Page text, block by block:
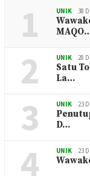
1 UNIK 38
2 UNIK 28
Satu
La…
3 UNIK 23
D…
4 UNIK 23